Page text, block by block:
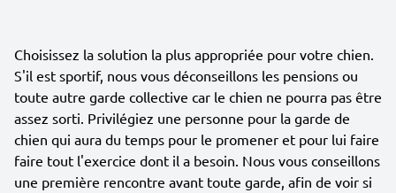
Choisissez la solution la plus appropriée pour votre chien.
S'il est sportif, nous vous déconseillons les pensions ou
toute autre garde collective car le chien ne pourra pas être
assez sorti. Privilégiez une personne pour la garde de
chien qui aura du temps pour le promener et pour lui faire
faire tout l'exercice dont il a besoin. Nous vous conseillons
une première rencontre avant toute garde, afin de voir si